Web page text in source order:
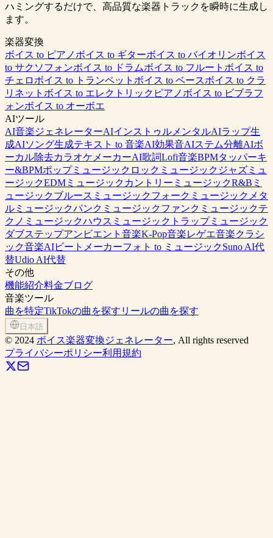
ハミングするだけで、高品質な楽器トラックを瞬時に生成し
ます。
楽器変換
ボイス to ピアノ ボイス to ギターボイス to バイオリンボイス
to サクソフォンボイス to ドラムボイス to フルート ボイス to
チェロ ボイス to トランペット ボイス to ベースボイス to クラ
リネット ボイス to エレクトリックピアノ ボイス to ビブラフ
ォンボイス to オーボエ
AIツール
AI音楽ジェネレーターAIインストゥルメンタルAIラップ生
成AIソング生成テキスト to 音楽AI効果音AIステム分離AIボ
ーカル除去カラオケメーカーAI歌詞Lofi音楽BPMタッパーキ
ー&BPMポップミュージック ロックミュージック ジャズミュ
ージックEDMミュージック カントリーミュージックR&Bミ
ュージックブルースミュージックフォークミュージック メタ
ルミュージックパンクミュージックファンクミュージックテ
クノミュージックハウスミュージック トラップミュージック
ダブステップアンビエント音楽K-Pop音楽レゲエ音楽クラシ
ック音楽AIビートメーカーフォト to ミュージックSuno AI代
替Udio AI代替
その他
機能紹介料金ブログ
音楽ツール
曲を特定TikTokの曲を探す リールの曲を探す
日本語
© 2024 ボイス楽器変換ジェネレーター, All rights reserved
プライバシーポリシー利用規約